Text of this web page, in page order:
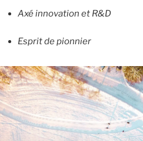
Axé innovation et R&D
Esprit de pionnier